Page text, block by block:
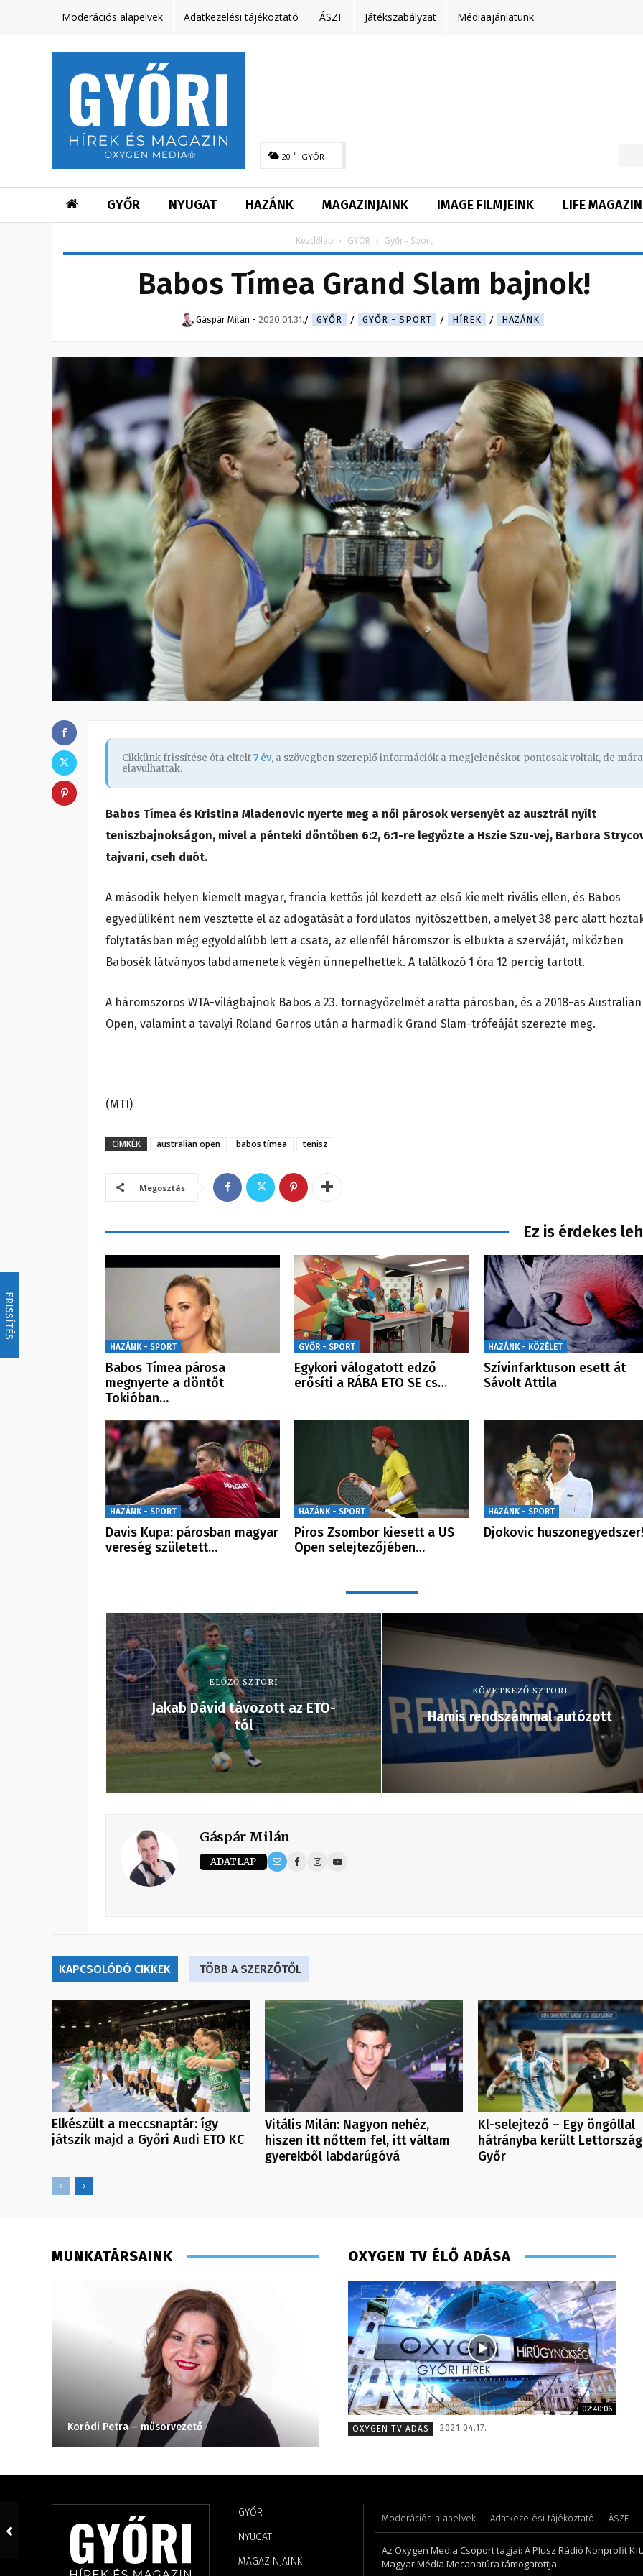
FRISSÍTÉS
Moderációs alapelvek Adatkezelési tájékoztató ÁSZF Játékszabályzat Médiaajánlatunk
20 C GYŐR
GYŐR NYUGAT HAZÁNK MAGAZINJAINK IMAGE FILMJEINK LIFE MAGAZIN
Kezdőlap GYŐR Győr - Sport
Babos Tímea Grand Slam bajnok!
Gáspár Milán - 2020.01.31. GYŐR GYŐR - SPORT HÍREK HAZÁNK
Cikkünk frissítése óta eltelt7 év, a szövegben szereplő információk a megjelenéskor pontosak voltak, de mára
elavulhattak.
Babos Tímea és Kristina Mladenovic nyerte meg a női párosok versenyét az ausztrál nyílt
teniszbajnokságon, mivel a pénteki döntőben 6:2, 6:1-re legyőzte a Hszie Szu-vej, Barbora
tajvani, cseh duót.
A második helyen kiemelt magyar, francia kettős jól kezdett az első kiemelt rivális ellen, és Babos
egyedüliként nem vesztette el az adogatását a fordulatos nyitószettben, amelyet 38 perc alatt
folytatásban még egyoldalúbb lett a csata, az ellenfél háromszor is elbukta a szerváját, miközben
Babosék látványos labdamenetek végén ünnepelhettek. A találkozó 1 óra 12 percig tartott.
A háromszoros WTA-világbajnok Babos a 23. tornagyőzelmét aratta párosban, és a 2018-as Australian
Open, valamint a tavalyi Roland Garros után a harmadik Grand Slam-trófeáját szerezte meg.
(MTI)
CÍMKÉK australian open babos tímea tenisz
Megosztás
Ez is érdekes
HAZÁNK - SPORT
Babos Tímea párosa
megnyerte a döntőt
Tokióban…
GYŐR - SPORT
Egykori válogatott edző
erősíti a RÁBA ETO SE cs…
HAZÁNK - KÖZÉLET
Szívinfarktuson esett át
Sávolt Attila
HAZÁNK - SPORT
Davis Kupa: párosban magyar
vereség született…
HAZÁNK - SPORT
Piros Zsombor kiesett a US
Open selejtezőjében…
HAZÁNK - SPORT
Djokovic huszonegyedszer!
ELŐZŐ SZTORI
Jakab Dávid távozott az ETO-
tól
KÖVETKEZŐ SZTORI
Hamis rendszámmal autózott
Gáspár Milán
ADATLAP
KAPCSOLÓDÓ CIKKEK TÖBB A SZERZŐTŐL
Elkészült a meccsnaptár: így
játszik majd a Győri Audi ETO KC
Vitális Milán: Nagyon nehéz,
hiszen itt nőttem fel, itt váltam
gyerekből labdarúgóvá
Kl-selejtező – Egy öngóllal
hátrányba került
Győr
MUNKATÁRSAINK
Koródi Petra – műsorvezető Szél Móni – szerkesztő-riporter – 2017
OXYGEN TV ÉLŐ ADÁSA
02:40:06
OXYGEN TV ADÁS
2021.04.17.
GYŐR
NYUGAT
MAGAZINJAINK
Moderációs alapelvek Adatkezelési tájékoztató ÁSZF
Az Oxygen Media Csoport tagjai: A Plusz Rádió Nonprofit
Magyar Média Mecanatúra támogatottja.